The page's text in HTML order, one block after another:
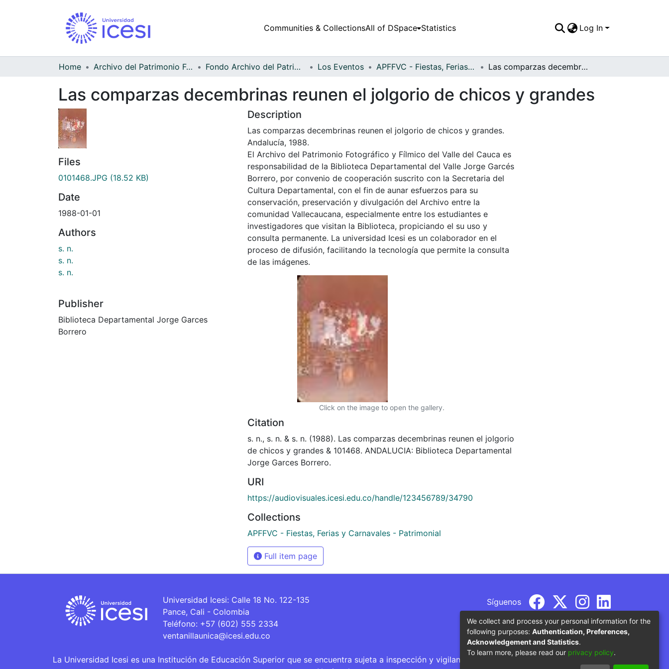
Communities & CollectionsAll of DSpace Statistics Log In
Home Archivo del Patrimonio Fotográfico y Fílmico del Valle del Cauca Fondo Archivo del Patrimonio Fotográfico y Fílmico del Valle del Cauca Los Eventos APFFVC - Fiestas, Ferias y Carnavales - Patrimonial Las comparzas decembrinas reunen el jolgorio de chicos y grandes
Las comparzas decembrinas reunen el jolgorio de chicos y grandes
Files
0101468.JPG (18.52 KB)
Date
1988-01-01
Authors
s. n.
s. n.
s. n.
Publisher
Biblioteca Departamental Jorge Garces
Borrero
Description
Las comparzas decembrinas reunen el jolgorio de chicos y grandes.
Andalucía, 1988.
El Archivo del Patrimonio Fotográfico y Fílmico del Valle del Cauca es
responsabilidad de la Biblioteca Departamental del Valle Jorge Garcés
Borrero, por convenio de cooperación suscrito con la Secretaria del
Cultura Departamental, con el fin de aunar esfuerzos para su
conservación, preservación y divulgación del Archivo entre la
comunidad Vallecaucana, especialmente entre los estudiantes e
investigadores que visitan la Biblioteca, propiciando el su uso y
consulta permanente. La universidad Icesi es un colaborador en el
proceso de difusión, facilitando la tecnología que permite la consulta
de las imágenes.
Click on the image to open the gallery.
Citation
s. n., s. n. & s. n. (1988). Las comparzas decembrinas reunen el jolgorio
de chicos y grandes & 101468. ANDALUCIA: Biblioteca Departamental
Jorge Garces Borrero.
URI
https://audiovisuales.icesi.edu.co/handle/123456789/34790
Collections
APFFVC - Fiestas, Ferias y Carnavales - Patrimonial
Full item page
Universidad Icesi: Calle 18 No. 122-135
Pance, Cali - Colombia
Teléfono: +57 (602) 555 2334
ventanillaunica@icesi.edu.co
Síguenos
La Universidad Icesi es una Institución de Educación Superior que se encuentra sujeta a inspección y vigilancia por parte del Ministerio de Educación
We collect and process your personal information for the
following purposes: Authentication, Preferences,
Acknowledgement and Statistics.
To learn more, please read our privacy policy.